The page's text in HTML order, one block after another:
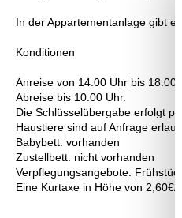
In der Appartementanlage gibt
Konditionen
Anreise von 14:00 Uhr bis 18:00
Abreise bis 10:00 Uhr.
Die Schlüsselübergabe erfolgt
Haustiere sind auf Anfrage
Babybett: vorhanden
Zustellbett: nicht vorhanden
Verpflegungsangebote:
Eine Kurtaxe in Höhe von 2,60€/